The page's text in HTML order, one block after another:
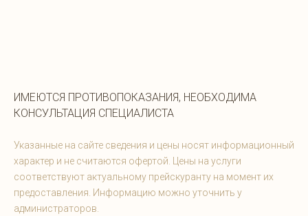
ИМЕЮТСЯ ПРОТИВОПОКАЗАНИЯ, НЕОБХОДИМА
КОНСУЛЬТАЦИЯ СПЕЦИАЛИСТА
Указанные на сайте сведения и цены носят информационный
характер и не считаются офертой. Цены на услуги
соответствуют актуальному прейскуранту на момент их
предоставления. Информацию можно уточнить у
администраторов.